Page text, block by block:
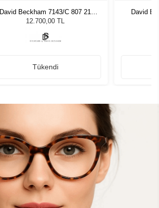
David Beckham 7143/C 807 21
8503251 Unisex Güneş Gözlüğü
12.700,00 TL
Tükendi
David